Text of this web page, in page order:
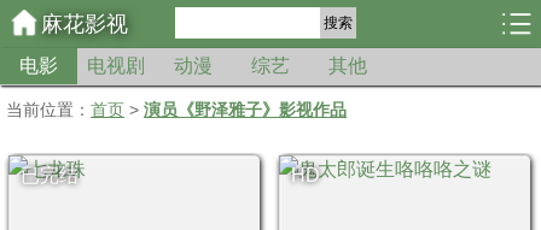
麻花影视 搜索
电影 电视剧 动漫 综艺 其他
当前位置： 首页 > 演员《野泽雅子》影视作品
已完结 HD